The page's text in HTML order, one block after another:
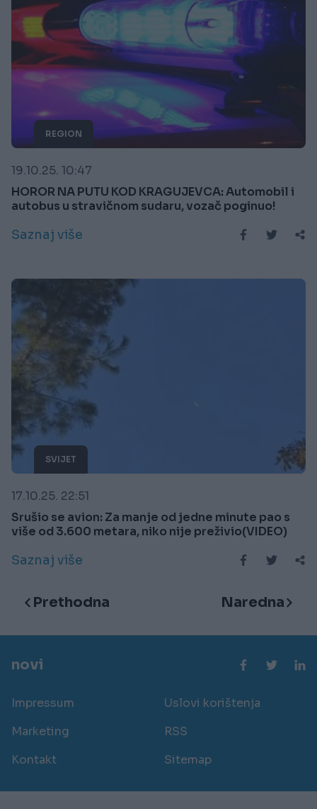
REGION
19.10.25. 10:47
HOROR NA PUTU KOD KRAGUJEVCA: Automobil i
autobus u stravičnom sudaru, vozač poginuo!
Saznaj više
SVIJET
17.10.25. 22:51
Srušio se avion: Za manje od jedne minute pao s
više od 3.600 metara, niko nije preživio(VIDEO)
Saznaj više
Prethodna Naredna
novi
Impressum
Uslovi korištenja
Marketing
RSS
Kontakt
Sitemap